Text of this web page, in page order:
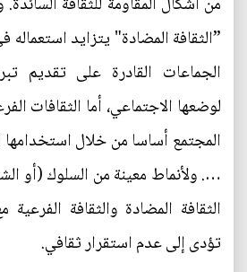
”الثقافة المضادة" يتزايد استعماله
الجماعات القادرة على تقديم
لوضعها الاجتماعي، أما الثقافات
المجتمع أساسا من خلال استخدامها
…. ولأنماط معينة من السلوك (أو
الثقافة المضادة والثقافة
تؤدى إلى عدم استقرار ثقافي.